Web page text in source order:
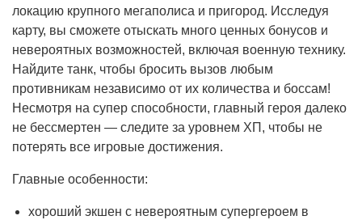
локацию крупного мегаполиса и пригород. Исследуя
карту, вы сможете отыскать много ценных бонусов и
невероятных возможностей, включая военную технику.
Найдите танк, чтобы бросить вызов любым
противникам независимо от их количества и боссам!
Несмотря на супер способности, главный героя далеко
не бессмертен — следите за уровнем ХП, чтобы не
потерять все игровые достижения.
Главные особенности:
хороший экшен с невероятным супергероем в